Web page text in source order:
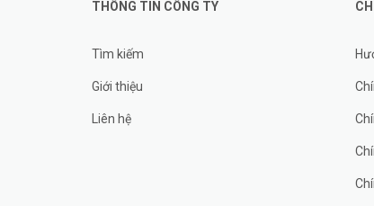
THÔNG TIN CÔNG TY
Tìm kiếm
Giới thiệu
Liên hệ